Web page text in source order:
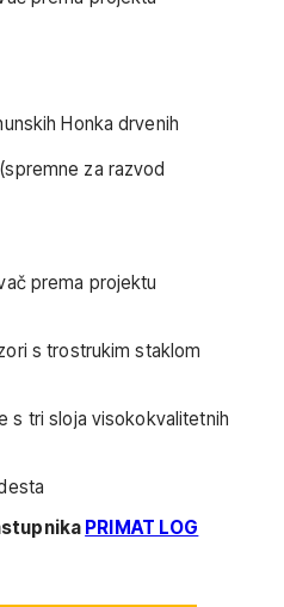
Honka drvenih
za razvod
prema projektu
s trostrukim staklom
s tri sloja visokokvalitetnih
PRIMAT LOG